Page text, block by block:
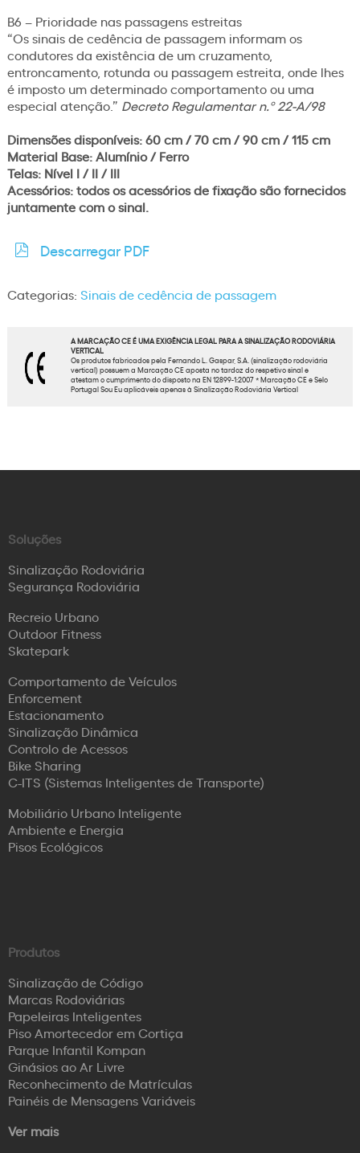
B6 – Prioridade nas passagens estreitas
“Os sinais de cedência de passagem informam os
condutores da existência de um cruzamento,
entroncamento, rotunda ou passagem estreita, onde lhes
é imposto um determinado comportamento ou uma
especial atenção.” Decreto Regulamentar n.º 22-A/98
Dimensões disponíveis: 60 cm / 70 cm / 90 cm / 115 cm
Material Base: Alumínio / Ferro
Telas: Nível I / II / III
Acessórios: todos os acessórios de fixação são fornecidos
juntamente com o sinal.
Descarregar PDF
Categorias: Sinais de cedência de passagem
A MARCAÇÃO CE É UMA EXIGÊNCIA LEGAL PARA A SINALIZAÇÃO RODOVIÁRIA
VERTICAL
Os produtos fabricados pela Fernando L. Gaspar, S.A. (sinalização rodoviária
vertical) possuem a Marcação CE aposta no tardoz do respetivo sinal e
atestam o cumprimento do disposto na EN 12899-1:2007 * Marcação CE e Selo
Portugal Sou Eu aplicáveis apenas à Sinalização Rodoviária Vertical
Soluções
Sinalização Rodoviária
Segurança Rodoviária
Recreio Urbano
Outdoor Fitness
Skatepark
Comportamento de Veículos
Enforcement
Estacionamento
Sinalização Dinâmica
Controlo de Acessos
Bike Sharing
C-ITS (Sistemas Inteligentes de Transporte)
Mobiliário Urbano Inteligente
Ambiente e Energia
Pisos Ecológicos
Produtos
Sinalização de Código
Marcas Rodoviárias
Papeleiras Inteligentes
Piso Amortecedor em Cortiça
Parque Infantil Kompan
Ginásios ao Ar Livre
Reconhecimento de Matrículas
Painéis de Mensagens Variáveis
Ver mais